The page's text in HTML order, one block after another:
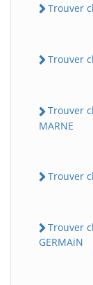
Trouver
Trouver
Trouver
MARNE
Trouver
Trouver
GERMAiN